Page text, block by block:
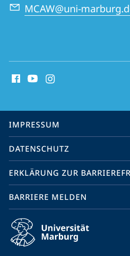
MCAW@uni-
Media
Service-
Navigation
IMPRESSUM
DATENSCHUTZ
ERKLÄRUNG ZUR
BARRIERE MELDEN